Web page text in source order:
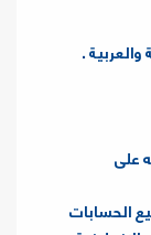
.
على
الحسابات